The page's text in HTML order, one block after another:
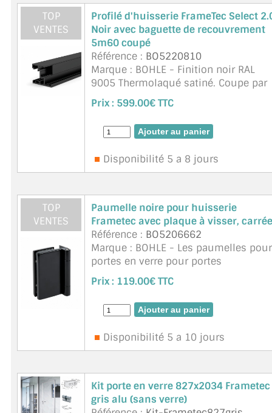
PORTE EN VERRE
GARDE CORPS EN VERRE
VERRIÈRE TYPE ATELIER
VERRES TEXTURÉS
DOUBLE VITRAGE
ACCESSOIRES & QUINCAILLERIE
CATALOGUE DE PROFILS ET FIXATION DU VERRE
LES FIXATIONS POUR MIROIR
LES PROFILS PAROI DE VERRE
VITRINE EN VERRE
CONNECTEURS ET ASSEMBLAGE DE VERRES
LES CHARNIÈRES DE PORTE EN VERRE
BOUTONS ET POIGNÉES
BARRES DE STABILISATION
TOP
VENTES
Profilé d'huisserie FrameTec Select
Noir avec baguette de recouvrement
5m60 coupé
Référence : BO5220810
Marque : BOHLE - Finition noir RAL
9005 Thermolaqué satiné. Coupe par
défaut (autre nous demander) 2x
+ 1m. Pour porte en verre trempé 8 a
12mm d'épaisseur. Avantages : Pas
f ...suite
Prix : 599.00€ TTC
Disponibilité 5 a 8 jours
TOP
VENTES
Paumelle noire pour huisserie
Frametec avec plaque à visser, carrée
Référence : BO5206662
Marque : BOHLE - Les paumelles pour
portes en verre pour portes
indépendantes de l'huisserie, au
design classique, anguleux et
intemporel, s'adaptent parfaitement à
chaque mur et sont particulière ...
Prix : 119.00€ TTC
Disponibilité 5 a 10 jours
Kit porte en verre 827x2034 Frametec
gris alu (sans verre)